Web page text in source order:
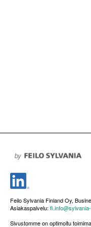
Feilo Sylvania Finland Oy,
Asiakaspalvelu:
Sivustomme on optimoitu